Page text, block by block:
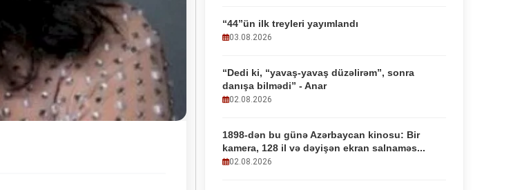
“44”ün ilk treyleri yayımlandı
03.08.2026
“Dedi ki, “yavaş-yavaş düzəlirəm”, sonra
danışa bilmədi” - Anar
02.08.2026
1898-dən bu günə Azərbaycan kinosu: Bir
kamera, 128 il və dəyişən ekran salnaməs...
02.08.2026